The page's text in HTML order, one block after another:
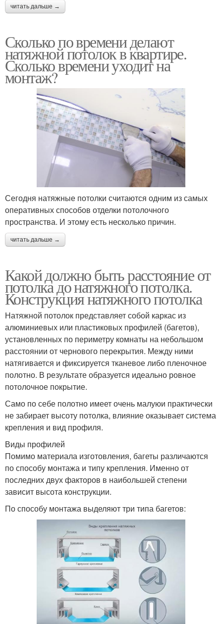
читать дальше →
Сколько по времени делают
натяжной потолок в квартире.
Сколько времени уходит на
монтаж?
Сегодня натяжные потолки считаются одним из самых
оперативных способов отделки потолочного
пространства. И этому есть несколько причин.
читать дальше →
Какой должно быть расстояние от
потолка до натяжного потолка.
Конструкция натяжного потолка
Натяжной потолок представляет собой каркас из
алюминиевых или пластиковых профилей (багетов),
установленных по периметру комнаты на небольшом
расстоянии от чернового перекрытия. Между ними
натягивается и фиксируется тканевое либо пленочное
полотно. В результате образуется идеально ровное
потолочное покрытие.
Само по себе полотно имеет очень малуюи практически
не забирает высоту потолка, влияние оказывает система
крепления и вид профиля.
Виды профилей
Помимо материала изготовления, багеты различаются
по способу монтажа и типу крепления. Именно от
последних двух факторов в наибольшей степени
зависит высота конструкции.
По способу монтажа выделяют три типа багетов: